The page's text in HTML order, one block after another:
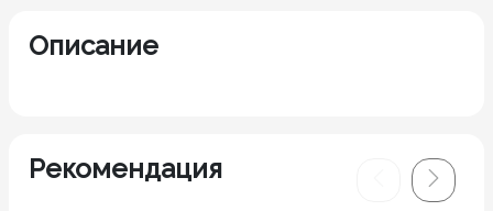
Описание
Рекомендация